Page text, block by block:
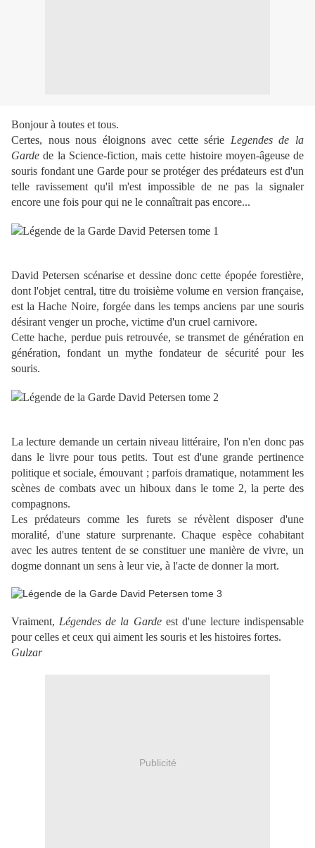
Bonjour à toutes et tous.
Certes, nous nous éloignons avec cette série Legendes de la
Garde de la Science-fiction, mais cette histoire moyen-âgeuse de
souris fondant une Garde pour se protéger des prédateurs est d'un
telle ravissement qu'il m'est impossible de ne pas la signaler
encore une fois pour qui ne le connaîtrait pas encore...
David Petersen scénarise et dessine donc cette épopée forestière,
dont l'objet central, titre du troisième volume en version française,
est la Hache Noire, forgée dans les temps anciens par une souris
désirant venger un proche, victime d'un cruel carnivore.
Cette hache, perdue puis retrouvée, se transmet de génération en
génération, fondant un mythe fondateur de sécurité pour les
souris.
La lecture demande un certain niveau littéraire, l'on n'en donc pas
dans le livre pour tous petits. Tout est d'une grande pertinence
politique et sociale, émouvant ; parfois dramatique, notamment les
scènes de combats avec un hiboux dans le tome 2, la perte des
compagnons.
Les prédateurs comme les furets se révèlent disposer d'une
moralité, d'une stature surprenante. Chaque espèce cohabitant
avec les autres tentent de se constituer une manière de vivre, un
dogme donnant un sens à leur vie, à l'acte de donner la mort.
Vraiment, Légendes de la Gardeest d'une lecture indispensable
pour celles et ceux qui aiment les souris et les histoires fortes.
Gulzar
Publicité